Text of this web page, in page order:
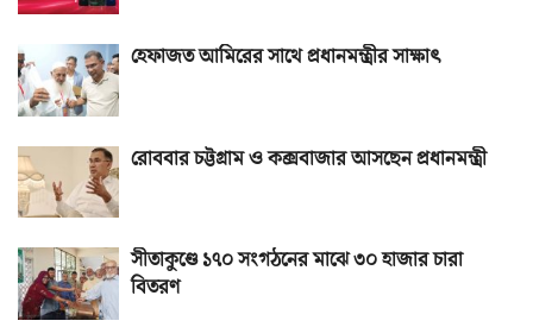
হেফাজত আমিরের সাথে প্রধানমন্ত্রীর সাক্ষাৎ
রোববার চট্টগ্রাম ও কক্সবাজার আসছেন প্রধানমন্ত্রী
সীতাকুণ্ডে ১৭০ সংগঠনের মাঝে ৩০ হাজার চারা
বিতরণ